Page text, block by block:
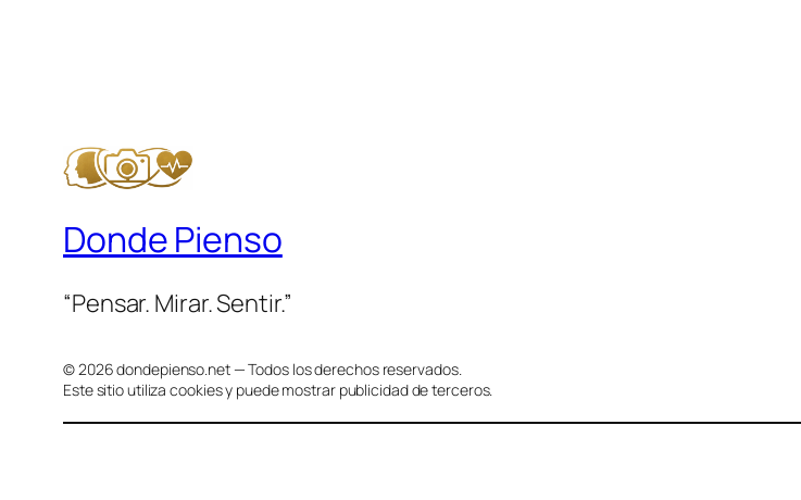
Donde Pienso
“Pensar. Mirar. Sentir.”
© 2026 dondepienso.net — Todos los derechos reservados.
Este sitio utiliza cookies y puede mostrar publicidad de terceros.